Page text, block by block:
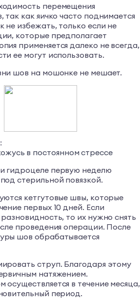
перемещения
так как яичко часто поднимается
избежать, только если не
которые предполагает
применяется далеко не всегда,
ее могут использовать.
шов на мошонке не мешает.
в постоянном стрессе
гидроцеле первую неделю
стерильной повязкой.
кетгутовые швы, которые
первых 10 дней. Если
то их нужно снять
проведения операции. После
шов обрабатывается
струп. Благодаря этому
натяжением.
в течение месяца,
период.